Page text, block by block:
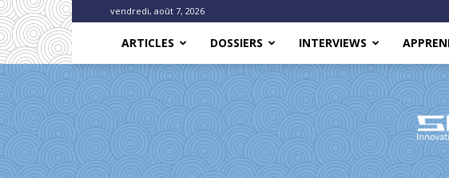
vendredi, août 7, 2026
ARTICLES DOSSIERS INTERVIEWS